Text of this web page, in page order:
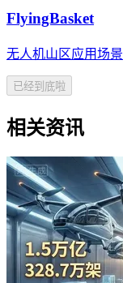
FlyingBasket
无人机山区应用场景
已经到底啦
相关资讯